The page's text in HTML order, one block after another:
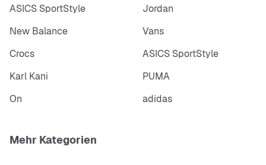
ASICS SportStyle
Jordan
New Balance
Vans
Crocs
ASICS SportStyle
Karl Kani
PUMA
On
adidas
Mehr Kategorien